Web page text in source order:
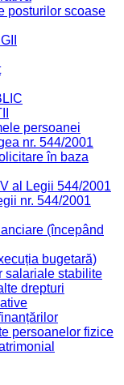
posturilor scoase
persoanei
nr. 544/2001
în baza
al Legii 544/2001
nr. 544/2001
(începând
bugetară)
salariale stabilite
drepturi
persoanelor fizice